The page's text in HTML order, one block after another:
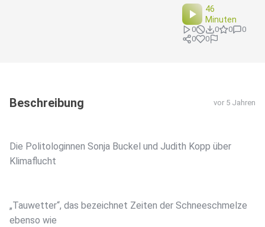
46
Minuten
0 0 0
0
0
0
Beschreibung vor 5 Jahren
Die Politologinnen Sonja Buckel und Judith Kopp über
Klimaflucht
„Tauwetter“, das bezeichnet Zeiten der Schneeschmelze
ebenso wie